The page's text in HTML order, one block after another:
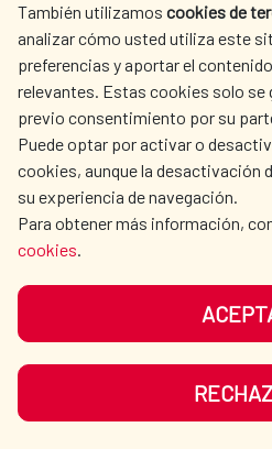
Cooperación
Water and
Fund
AECID abroad
Multilateral
SEE MORE SITES
También utilizamos cookies de
analizar cómo usted utiliza este
preferencias y aportar el
relevantes. Estas cookies solo se
previo consentimiento por su
Puede optar por activar o
cookies, aunque la desactivación
su experiencia de navegación.
Para obtener más información,
cookies.